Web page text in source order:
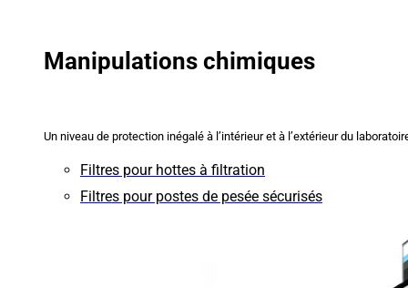
Manipulations chimiques
Un niveau de protection inégalé à l’intérieur et à l’extérieur du
Filtres pour hottes à filtration
Filtres pour postes de pesée sécurisés